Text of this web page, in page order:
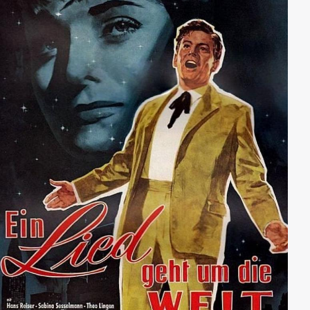
Neid von Prof. Speiter. Mit Hilfe Prätorius’ mysteriösem
Faktotum Shunderson glaubt er schließlich, dunkle
Punkte aus der Vergangenheit des Mediziners
aufdecken zu können. Doch Prätorius gelingt es vor
einem Ehrengericht, mit Witz und erstaunlichen
Enthüllungen alle Vorwürfe zu entkräften.